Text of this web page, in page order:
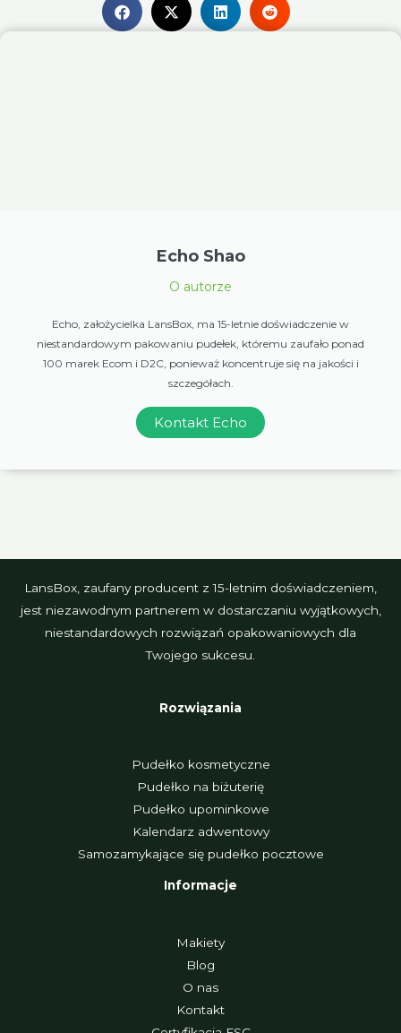
Echo Shao
O autorze
Echo, założycielka LansBox, ma 15-letnie doświadczenie w
niestandardowym pakowaniu pudełek, któremu zaufało ponad
100 marek Ecom i D2C, ponieważ koncentruje się na jakości i
szczegółach.
Kontakt Echo
LansBox, zaufany producent z 15-letnim doświadczeniem,
jest niezawodnym partnerem w dostarczaniu wyjątkowych,
niestandardowych rozwiązań opakowaniowych dla
Twojego sukcesu.
Rozwiązania
Pudełko kosmetyczne
Pudełko na biżuterię
Pudełko upominkowe
Kalendarz adwentowy
Samozamykające się pudełko pocztowe
Informacje
Makiety
Blog
O nas
Kontakt